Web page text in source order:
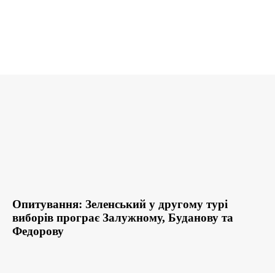
Опитування: Зеленський у другому турі
виборів програє Залужному, Буданову та
Федорову